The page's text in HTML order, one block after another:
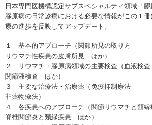
日本専門医機構認定サブスペシャルティ領域「
膠原病の日常診療における必要な情報がこの１
療の進歩を反映してアップデート。
１ 基本的アプローチ（関節所見の取り方
リウマチ性疾患の皮膚所見 ほか）
２ リウマチ・膠原病領域の主要検査（血液検査
関節液検査 ほか）
３ 主要な治療法・治療薬（免疫抑制療法
非薬物療法）
４ 各疾患へのアプローチ（関節リウマチと類縁
脊椎関節炎と類縁疾患 ほか）